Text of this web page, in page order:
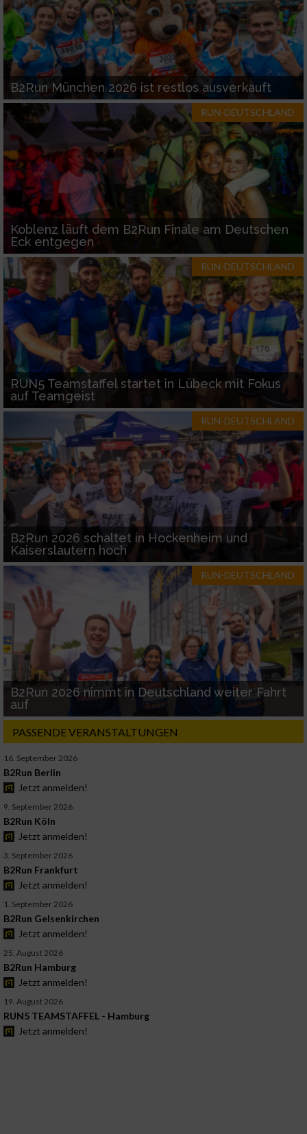
B2Run München 2026 ist restlos ausverkauft
RUN-DEUTSCHLAND
Koblenz läuft dem B2Run Finale am Deutschen
Eck entgegen
RUN-DEUTSCHLAND
RUN5 Teamstaffel startet in Lübeck mit Fokus
auf Teamgeist
RUN-DEUTSCHLAND
B2Run 2026 schaltet in Hockenheim und
Kaiserslautern hoch
RUN-DEUTSCHLAND
B2Run 2026 nimmt in Deutschland weiter Fahrt
auf
PASSENDE VERANSTALTUNGEN
16. September 2026
B2Run Berlin
Jetzt anmelden!
9. September 2026
B2Run Köln
Jetzt anmelden!
3. September 2026
B2Run Frankfurt
Jetzt anmelden!
1. September 2026
B2Run Gelsenkirchen
Jetzt anmelden!
25. August 2026
B2Run Hamburg
Jetzt anmelden!
19. August 2026
RUN5 TEAMSTAFFEL - Hamburg
Jetzt anmelden!